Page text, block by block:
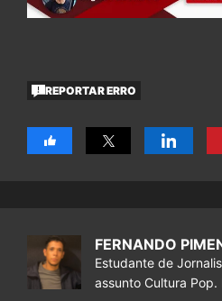
REPORTAR ERRO
FERNANDO
Estudante de
assunto Cultura